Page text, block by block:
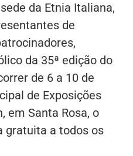
da Etnia Italiana,
de
da 35ª edição do
de 6 a 10 de
de Exposições
em Santa Rosa, o
gratuita a todos os